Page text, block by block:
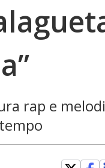
rap e